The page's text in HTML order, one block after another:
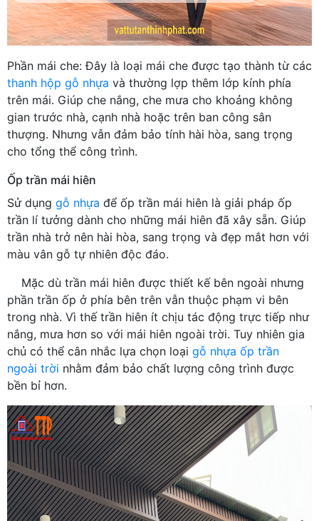
Phần mái che: Đây là loại mái che được tạo thành từ các
thanh hộp gỗ nhựa và thường lợp thêm lớp kính phía
trên mái. Giúp che nắng, che mưa cho khoảng không
gian trước nhà, cạnh nhà hoặc trên ban công sân
thượng. Nhưng vẫn đảm bảo tính hài hòa, sang trọng
cho tổng thể công trình.
Ốp trần mái hiên
Sử dụng gỗ nhựa để ốp trần mái hiên là giải pháp ốp
trần lí tưởng dành cho những mái hiên đã xây sẵn. Giúp
trần nhà trở nên hài hòa, sang trọng và đẹp mắt hơn với
màu vân gỗ tự nhiên độc đáo.
Mặc dù trần mái hiên được thiết kế bên ngoài nhưng
phần trần ốp ở phía bên trên vẫn thuộc phạm vi bên
trong nhà. Vì thế trần hiên ít chịu tác động trực tiếp như
nắng, mưa hơn so với mái hiên ngoài trời. Tuy nhiên gia
chủ có thể cân nhắc lựa chọn loại gỗ nhựa ốp trần
ngoài trời nhằm đảm bảo chất lượng công trình được
bền bỉ hơn.